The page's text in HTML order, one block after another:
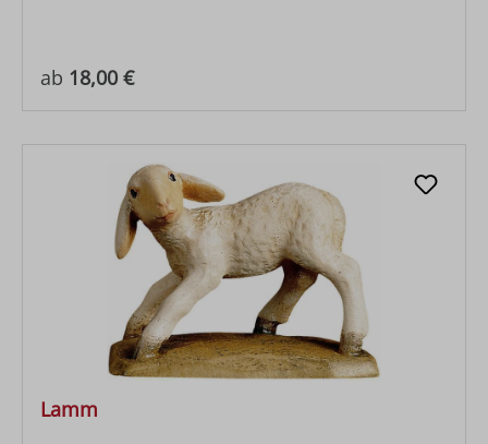
Regulärer Preis:
ab 18,00 €
Lamm